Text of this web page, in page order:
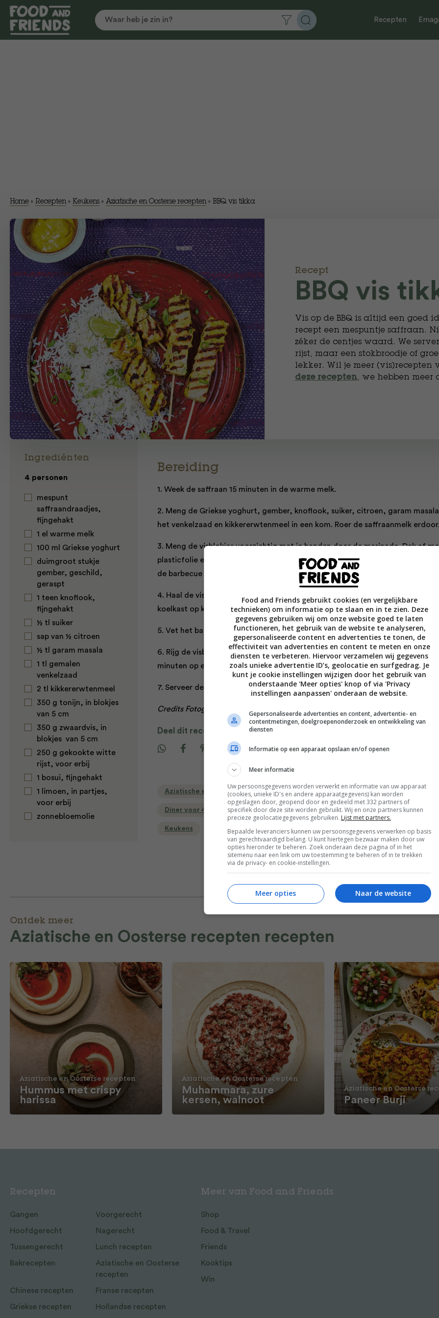
Recepten
Home » Recepten » Keukens » Aziatische en Oosterse recepten » BBQ vis tikka
Recept
BBQ vis
Vis op de BBQ is altijd een goed
recept een mespuntje saffraan.
zéker de centjes waard. We
rijst, maar een stokbroodje of
lekker. Wil je meer (vis)recepten
deze recepten, we hebben meer
Ingrediënten
4 personen
mespunt
saffraandraadjes,
fijngehakt
1 el warme melk
100 ml Griekse yoghurt
duimgroot stukje
gember, geschild,
geraspt
1 teen knoflook,
fijngehakt
½ tl suiker
sap van ½ citroen
½ tl garam masala
1 tl gemalen
venkelzaad
2 tl kikkererwtenmeel
350 g tonijn, in blokjes
van 5 cm
350 g zwaardvis, in
blokjes van 5 cm
250 g gekookte witte
rijst, voor erbij
1 bosui, fijngehakt
1 limoen, in partjes,
voor erbij
zonnebloemolie
Bereiding
1. Week de saffraan 15 minuten in de warme melk.
2. Meng de Griekse yoghurt, gember, knoflook, suiker, citroen, garam
het venkelzaad en kikkererwtenmeel in een kom. Roer de saffraanmelk
3. Meng de visblokjes voorzichtig met je handen door de marinade. Dek af
plasticfolie en laat minstens 2 uur marineren in de koelkast. Steek
de barbecue aan.
4. Haal de vis uit de koelkast. Laat hem minimaal vijftien minuten buiten de
koelkast op kamertemperatuur komen.
5. Vet het barbecuerooster en acht metalen spiezen in met olie.
6. Rijg de visblokjes aan de spiesen. Leg ze op het barbecue-rooster en gril ze
minuten op elke kant.
7. Serveer de spiesen met de witte rijst, gehakte bosui en partjes limoen.
Credits Fotografie David Loftus Recepten Bart van Olphen
Deel dit recept
Aziatische en Oosterse recepten Barbecue recepten
Diner voor 4 of meer Gangen Gelegenheid Hoofdgerecht
Keukens Recepten Rijst recepten Vis
Ontdek meer
Aziatische en Oosterse recepten recepten
Aziatische en Oosterse recepten
Hummus met crispy
harissa
Aziatische en Oosterse recepten
Muhammara, zure
kersen, walnoot
Aziatische en Oosterse
Paneer Burji
Food and Friends gebruikt cookies (en vergelijkbare
technieken) om informatie op te slaan en in te zien. Deze
gegevens gebruiken wij om onze website goed te laten
functioneren, het gebruik van de website te analyseren,
gepersonaliseerde content en advertenties te tonen, de
effectiviteit van advertenties en content te meten en onze
diensten te verbeteren. Hiervoor verzamelen wij gegevens
zoals unieke advertentie ID’s, geolocatie en surfgedrag. Je
kunt je cookie instellingen wijzigen door het gebruik van
onderstaande 'Meer opties' knop of via 'Privacy
instellingen aanpassen' onderaan de website.
Gepersonaliseerde advertenties en content, advertentie- en
contentmetingen, doelgroepenonderzoek en ontwikkeling van
diensten
Informatie op een apparaat opslaan en/of openen
Meer informatie
Uw persoonsgegevens worden verwerkt en informatie van uw apparaat
(cookies, unieke ID's en andere apparaatgegevens) kan worden
opgeslagen door, geopend door en gedeeld met 332 partners of
specifiek door deze site worden gebruikt. Wij en onze partners kunnen
precieze geolocatiegegevens gebruiken. Lijst met partners.
Bepaalde leveranciers kunnen uw persoonsgegevens verwerken op basis
van gerechtvaardigd belang. U kunt hiertegen bezwaar maken door uw
opties hieronder te beheren. Zoek onderaan deze pagina of in het
sitemenu naar een link om uw toestemming te beheren of in te trekken
via de privacy- en cookie-instellingen.
Naar de website
Meer opties
Recepten
Gangen Voorgerecht
Hoofdgerecht Nagerecht
Tussengerecht Lunch recepten
Bakrecepten
Aziatische en Oosterse
recepten
Chinese recepten Franse recepten
Griekse recepten Hollandse recepten
Meer van Food and Friends
Shop
Food & Travel
Friends
Kooktips
Win